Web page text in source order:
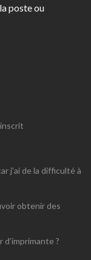
poste ou
j’ai de la difficulté à
obtenir des
?